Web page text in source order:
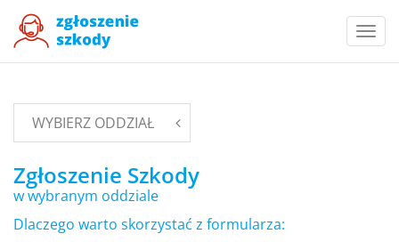
WYBIERZ ODDZIAŁ
Zgłoszenie Szkody
w wybranym oddziale
Dlaczego warto skorzystać z formularza: